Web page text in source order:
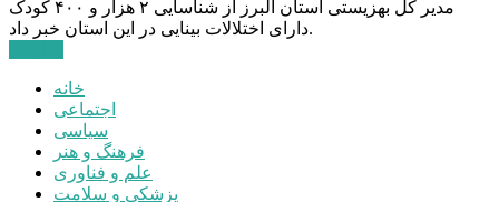
مدیر کل بهزیستی استان البرز از شناسایی ۲ هزار و ۴۰۰ کودک
دارای اختلالات بینایی در این استان خبر داد.
خانه
اجتماعی
سیاسی
فرهنگ و هنر
علم و فناوری
پزشکی و سلامت